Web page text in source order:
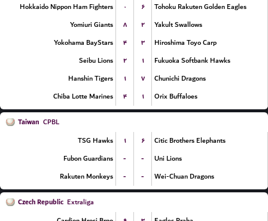
Hokkaido Nippon Ham Fighters
۰ ۶
Tohoku Rakuten Golden Eagles
Yomiuri Giants
۸ ۲
Yakult Swallows
Yokohama BayStars
۴ ۳
Hiroshima Toyo Carp
Seibu Lions
۲ ۱
Fukuoka Softbank Hawks
Hanshin Tigers
۱ ۷
Chunichi Dragons
Chiba Lotte Marines
۴ ۱ Orix Buffaloes
Taiwan CPBL
TSG Hawks
۱ ۶
Citic Brothers Elephants
Fubon Guardians
- -
Uni Lions
Rakuten Monkeys
- - Wei-Chuan Dragons
Czech Republic Extraliga